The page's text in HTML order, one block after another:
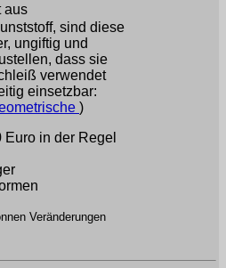
aus
sind diese
ungiftig und
dass sie
verwendet
einsetzbar:
)
in der Regel
Veränderungen